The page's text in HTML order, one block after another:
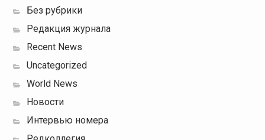
Без рубрики
Редакция журнала
Recent News
Uncategorized
World News
Новости
Интервью номера